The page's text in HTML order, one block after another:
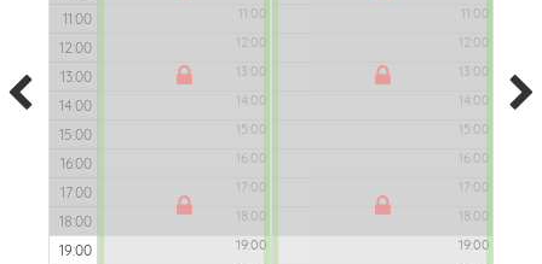
11:00 11:00
12:00 12:00
13:00 13:00
14:00 14:00
15:00 15:00
16:00 16:00
17:00 17:00
18:00 18:00
19:00 19:00
11:00
12:00
13:00
14:00
15:00
16:00
17:00
18:00
19:00